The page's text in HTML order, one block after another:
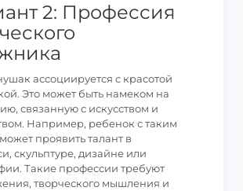
2: Профессия
ассоциируется с красотой
Это может быть намеком на
связанную с искусством и
Например, ребенок с таким
проявить талант в
скульптуре, дизайне или
Такие профессии требуют
творческого мышления и